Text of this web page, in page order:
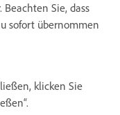
Sie, dass
sofort übernommen
klicken Sie